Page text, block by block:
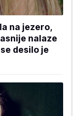
na jezero,
nalaze
desilo je